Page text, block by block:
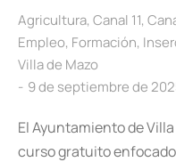
Agricultura, Canal 11,
Empleo, Formación,
Villa de Mazo
9 de septiembre de
El Ayuntamiento de
curso gratuito